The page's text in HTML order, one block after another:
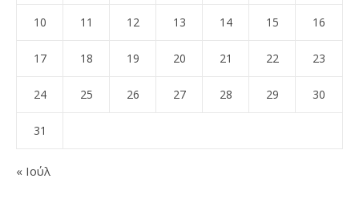
10 11 12 13 14 15 16
17 18 19 20 21 22 23
24 25 26 27 28 29 30
31
« Ιούλ